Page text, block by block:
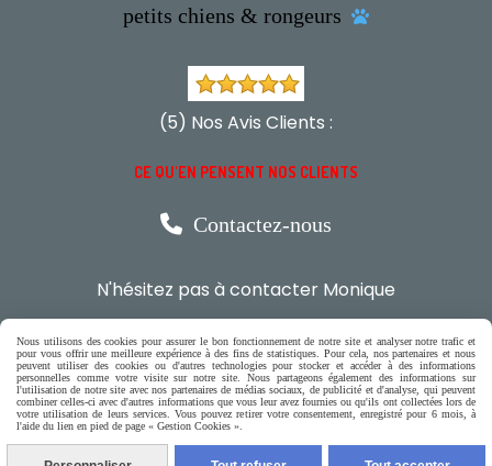
petits chiens & rongeurs

(5) Nos Avis Clients :
CE QU'EN PENSENT NOS CLIENTS
 Contactez-nous
N'hésitez pas à contacter Monique
par téléphone
0618321265
ou par message
ENVOYER UN MESSAGE
Nous utilisons des cookies pour assurer le bon fonctionnement de notre site et analyser notre trafic et
pour vous offrir une meilleure expérience à des fins de statistiques. Pour cela, nos partenaires et nous
peuvent utiliser des cookies ou d'autres technologies pour stocker et accéder à des informations
personnelles comme votre visite sur notre site. Nous partageons également des informations sur
l'utilisation de notre site avec nos partenaires de médias sociaux, de publicité et d'analyse, qui peuvent
combiner celles-ci avec d'autres informations que vous leur avez fournies ou qu'ils ont collectées lors de
votre utilisation de leurs services. Vous pouvez retirer votre consentement, enregistré pour 6 mois, à
l'aide du lien en pied de page « Gestion Cookies ».